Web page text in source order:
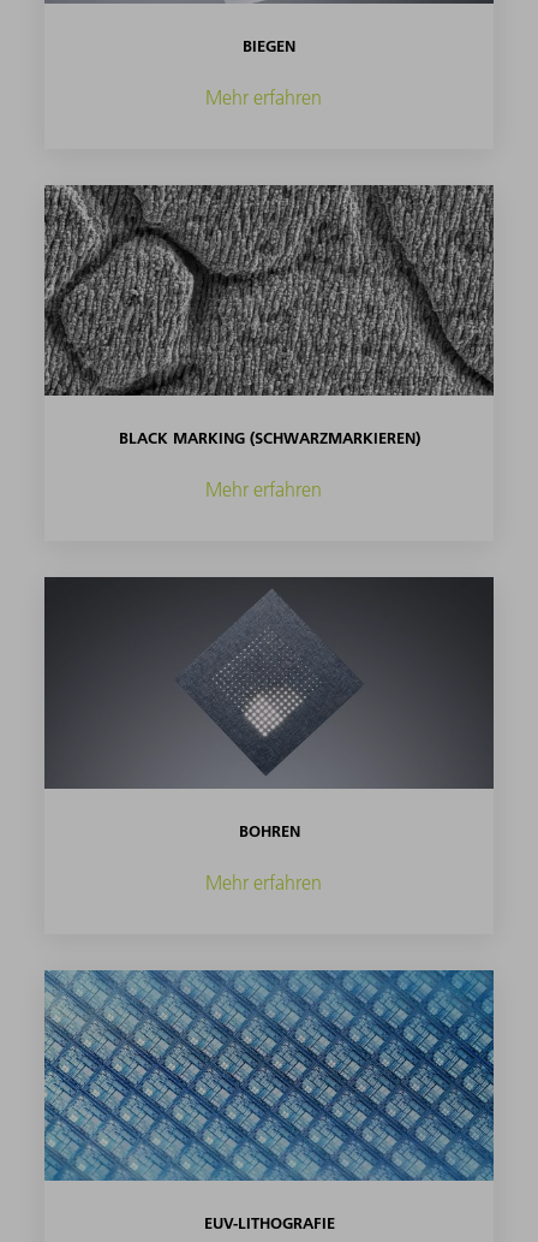
BIEGEN
Mehr erfahren
BLACK MARKING (SCHWARZMARKIEREN)
Mehr erfahren
BOHREN
Mehr erfahren
EUV-LITHOGRAFIE